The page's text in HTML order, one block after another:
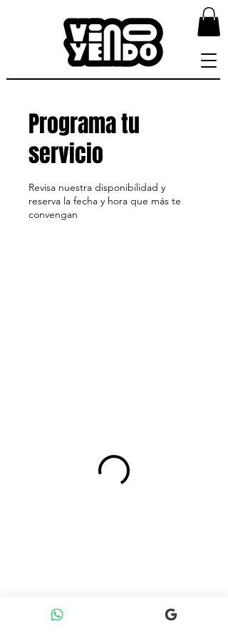
Programa tu
servicio
Revisa nuestra disponibilidad y
reserva la fecha y hora que más te
convengan